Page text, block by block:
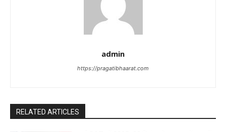
admin
https://pragatibhaarat.com
RELATED ARTICLES